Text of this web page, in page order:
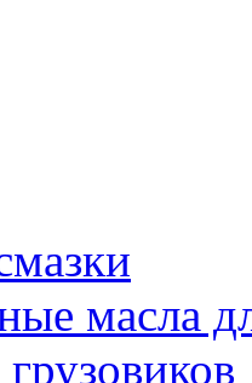
масла